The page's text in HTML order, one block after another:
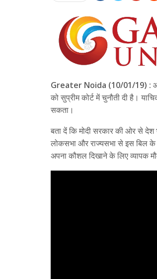
Greater Noida (10/01/19) :
को सुप्रीम कोर्ट में चुनौती दी है।
सकता।
बता दें कि मोदी सरकार की ओर से देश
लोकसभा और राज्यसभा से इस बिल के
अपना कौशल दिखाने के लिए व्यापक